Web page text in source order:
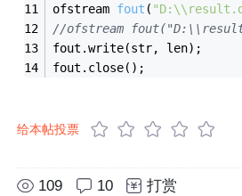
ofstream fout (
//ofstream
fout.write(str, len);
fout.close();
给本帖投票
109 10 打赏